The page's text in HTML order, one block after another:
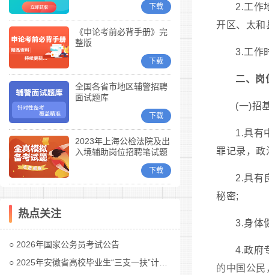
下载
《申论考前必背手册》完
整版
下载
全国各省市地区辅警招聘
面试题库
下载
2023年上海公检法院及出
入境辅助岗位招聘笔试题
下载
热点关注
2026年国家公务员考试公告
2025年安徽省高校毕业生“三支一扶”计划招募公告
2.工作
开区、太和
3.工作
二、岗
(一)招
1.具有
罪记录，政
2.具有
秘密;
3.身体
4.政府
的中国公